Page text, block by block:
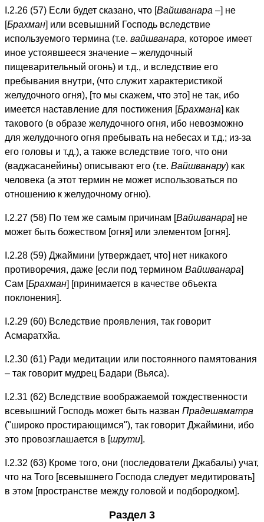
I.2.26 (57) Если будет сказано, что [Вайшванара –] не
[Брахман] или всевышний Господь вследствие
используемого термина (т.е. вайшванара, которое имеет
иное устоявшееся значение – желудочный
пищеварительный огонь) и т.д., и вследствие его
пребывания внутри, (что служит характеристикой
желудочного огня), [то мы скажем, что это] не так, ибо
имеется наставление для постижения [Брахмана] как
такового (в образе желудочного огня, ибо невозможно
для желудочного огня пребывать на небесах и т.д.; из-за
его головы и т.д.), а также вследствие того, что они
(ваджасанейины) описывают его (т.е. Вайшванару) как
человека (а этот термин не может использоваться по
отношению к желудочному огню).
I.2.27 (58) По тем же самым причинам [Вайшванара] не
может быть божеством [огня] или элементом [огня].
I.2.28 (59) Джаймини [утверждает, что] нет никакого
противоречия, даже [если под термином Вайшванара]
Сам [Брахман] [принимается в качестве объекта
поклонения].
I.2.29 (60) Вследствие проявления, так говорит
Асмаратхйа.
I.2.30 (61) Ради медитации или постоянного памятования
– так говорит мудрец Бадари (Вьяса).
I.2.31 (62) Вследствие воображаемой тождественности
всевышний Господь может быть назван Прадешаматра
("широко простирающимся"), так говорит Джаймини, ибо
это провозглашается в [шрути].
I.2.32 (63) Кроме того, они (последователи Джабалы) учат,
что на Того [всевышнего Господа следует медитировать]
в этом [пространстве между головой и подбородком].
Раздел 3